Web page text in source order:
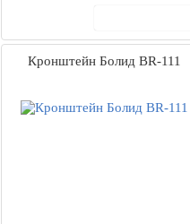
Кронштейн Болид BR-111